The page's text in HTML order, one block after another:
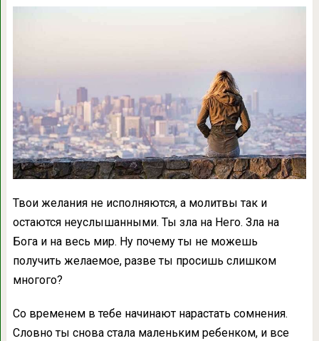
Твои желания не исполняются, а молитвы так и
остаются неуслышанными. Ты зла на Него. Зла на
Бога и на весь мир. Ну почему ты не можешь
получить желаемое, разве ты просишь слишком
многого?
Со временем в тебе начинают нарастать сомнения.
Словно ты снова стала маленьким ребенком, и все